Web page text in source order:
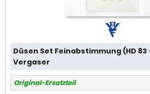
Düsen Set Feinabstimmung (HD 83 -
Vergaser
Original-Ersatzteil